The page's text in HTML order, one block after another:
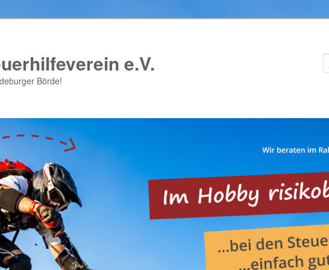
e.V.
Börde!